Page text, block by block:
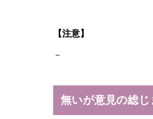
【注意】
－
無いが意見の総